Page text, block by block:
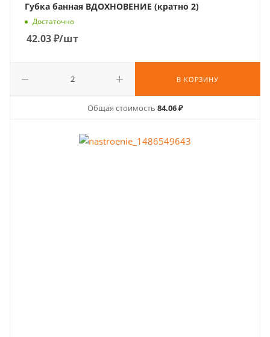
Губка банная ВДОХНОВЕНИЕ (кратно 2)
Достаточно
42.03₽/шт
В КОРЗИНУ
Общая стоимость 84.06 ₽